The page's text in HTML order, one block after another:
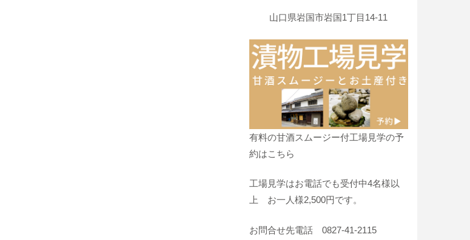
山口県岩国市岩国1丁目14-11
有料の甘酒スムージー付工場見学の予
約はこちら
工場見学はお電話でも受付中4名様以
上 お一人様2,500円です。
お問合せ先電話 0827-41-2115